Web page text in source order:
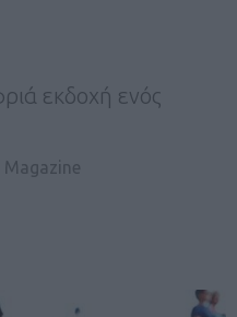
εκδοχή ενός
Magazine